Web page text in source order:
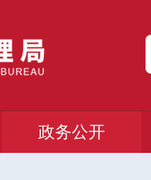
政务公开